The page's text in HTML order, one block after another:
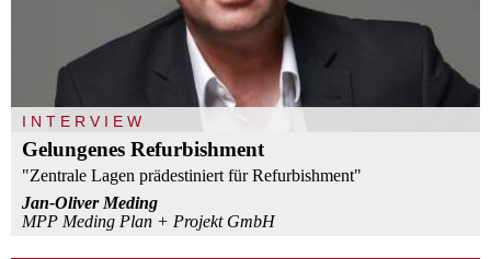
INTERVIEW
Gelungenes Refurbishment
"Zentrale Lagen prädestiniert für Refurbishment"
Jan-Oliver Meding
MPP Meding Plan + Projekt GmbH